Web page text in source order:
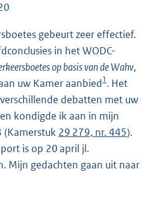
gebeurt zeer effectief.
in het WODC-
op basis van de Wahv,
uw Kamer aanbied1. Het
debatten met uw
kondigde ik aan in mijn
(Kamerstuk 29 279, nr. 445).
is op 20 april jl.
Mijn gedachten gaan uit naar